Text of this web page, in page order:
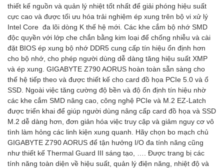
thiết kế nguồn và quản lý nhiệt tốt nhất để giải phóng hiệu suất
cực cao và được tối ưu hóa trải nghiệm ép xung trên bộ vi xử lý
Intel Core đa lõi dòng K thế hệ mới. Các khe cắm bộ nhớ SMD
độc quyền với lớp che chắn bằng kim loại để chống nhiễu và cài
đặt BIOS ép xung bộ nhớ DDR5 cung cấp tín hiệu ổn định hơn
cho bộ nhớ, cho phép người dùng dễ dàng tăng hiệu suất XMP
và ép xung. GIGABYTE Z790 AORUS hoàn toàn sẵn sàng cho
thế hệ tiếp theo và được thiết kế cho card đồ họa PCIe 5.0 và ổ
SSD. Ngoài việc tăng cường độ bền và độ ổn định tín hiệu nhờ
các khe cắm SMD nâng cao, công nghệ PCIe và M.2 EZ-Latch
được triển khai để giúp người dùng nâng cấp card đồ họa và SSD
M.2 dễ dàng hơn, đơn giản hóa việc truy cập và giảm nguy cơ vô
tình làm hỏng các linh kiện xung quanh. Hãy chọn bo mạch chủ
GIGABYTE Z790 AORUS để tận hưởng I/O đa tính năng cũng
như thiết kế Thermal Guard III sáng tạo, …. Được trang bị các
tính năng toàn diện về hiệu suất, quản lý điện năng, nhiệt độ và